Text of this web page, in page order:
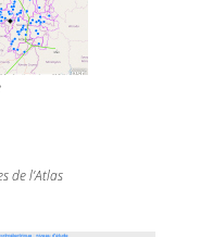
de l’Atlas